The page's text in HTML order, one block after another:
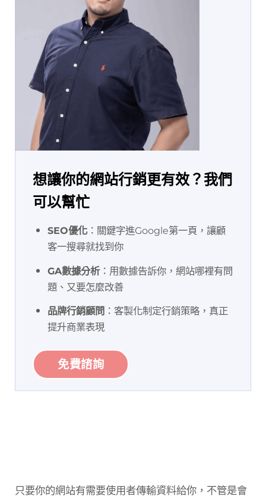
想讓你的網站行銷更有效？我們
可以幫忙
SEO優化：關鍵字進Google第一頁，讓顧
客一搜尋就找到你
GA數據分析：用數據告訴你，網站哪裡有問
題、又要怎麼改善
品牌行銷顧問 ：客製化制定行銷策略，真正
提升商業表現
免費諮詢
只要你的網站有需要使用者傳輸資料給你，不管是會